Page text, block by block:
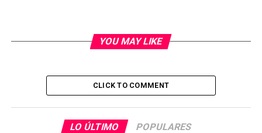
YOU MAY LIKE
CLICK TO COMMENT
LO ÚLTIMO POPULARES